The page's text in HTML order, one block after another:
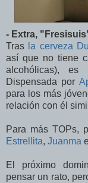
- Extra,
Tras la cerveza
así que no tiene
alcohólicas),
Dispensada por
para los más
relación con él
Para más TOPs,
Estrellita, Juanma
El próximo
pensar un rato,